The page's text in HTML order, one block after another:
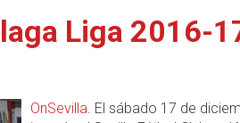
Liga 2016-
OnSevilla. El sábado 17 de